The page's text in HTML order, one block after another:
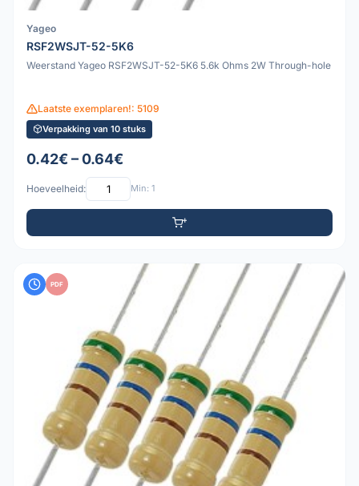
Yageo
RSF2WSJT-52-5K6
Weerstand Yageo RSF2WSJT-52-5K6 5.6k Ohms 2W Through-hole
Laatste exemplaren!: 5109
Verpakking van 10 stuks
0.42€ – 0.64€
Hoeveelheid: Min: 1
PDF